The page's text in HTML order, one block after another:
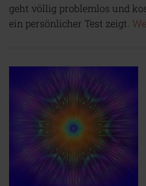
geht völlig problemlos und
ein persönlicher Test zeigt.